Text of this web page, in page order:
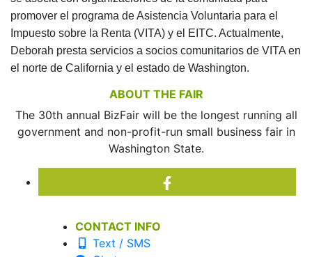
promover el programa de Asistencia Voluntaria para el
Impuesto sobre la Renta (VITA) y el EITC. Actualmente,
Deborah presta servicios a socios comunitarios de VITA en
el norte de California y el estado de Washington.
ABOUT THE FAIR
The 30th annual BizFair will be the longest running all
government and non-profit-run small business fair in
Washington State.
CONTACT INFO
Text / SMS